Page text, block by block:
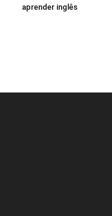
aprender inglês